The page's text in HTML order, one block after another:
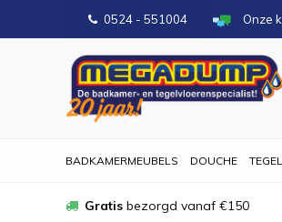
0524 - 551004 Onze
BADKAMERMEUBELS DOUCHE
Gratis bezorgd vanaf €150